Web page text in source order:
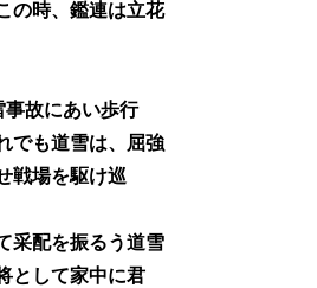
時、鑑連は立花
故にあい歩行
も道雪は、屈強
場を駆け巡
配を振るう道雪
して家中に君